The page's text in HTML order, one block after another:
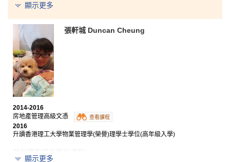
我覺得在書院修讀高級文憑課程的過程是一個很好的機
會讓我們認識大學的學習生活，因為這裡的上課模式跟
大學很相似，讓我學到如何去整合資料和適應大學的考
試方式等等。
希望大家在文憑試中能考獲佳績，假若成績未如理想都
不用太擔心，只要用心去做，升讀大學絕對不是夢。
顯示更多
張軒城 Duncan Cheung
2014-2016
房地產管理高級文憑
查看課程
2016
升讀香港理工大學物業管理學(榮譽)理學士學位(高年級入學)